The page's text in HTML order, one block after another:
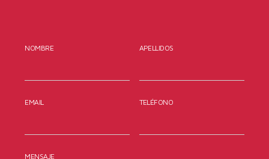
NOMBRE APELLIDOS
EMAIL TELÉFONO
MENSAJE